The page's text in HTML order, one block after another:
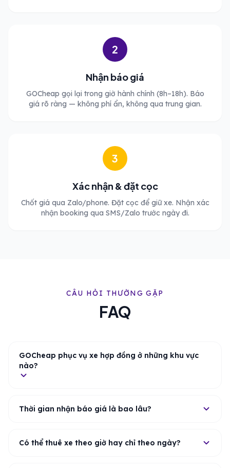
2
Nhận báo giá
GOCheap gọi lại trong giờ hành chính (8h–18h). Báo
giá rõ ràng — không phí ẩn, không qua trung gian.
3
Xác nhận & đặt cọc
Chốt giá qua Zalo/phone. Đặt cọc để giữ xe. Nhận xác
nhận booking qua SMS/Zalo trước ngày đi.
CÂU HỎI THƯỜNG GẶP
FAQ
GOCheap phục vụ xe hợp đồng ở những khu vực
nào?
Thời gian nhận báo giá là bao lâu?
Có thể thuê xe theo giờ hay chỉ theo ngày?